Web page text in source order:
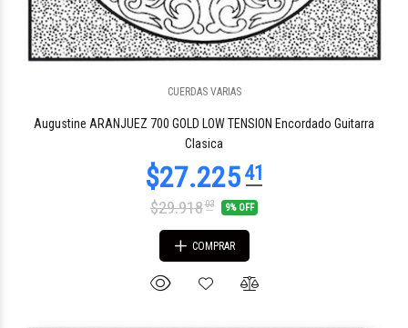
CUERDAS VARIAS
Augustine ARANJUEZ 700 GOLD LOW TENSION Encordado Guitarra
Clasica
$29.91803 9% OFF
COMPRAR